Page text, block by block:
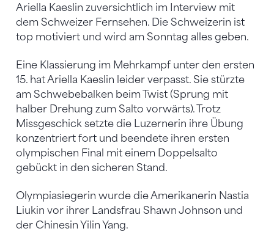
Ariella Kaeslin zuversichtlich im Interview mit
dem Schweizer Fernsehen. Die Schweizerin ist
top motiviert und wird am Sonntag alles geben.
Eine Klassierung im Mehrkampf unter den ersten
15. hat Ariella Kaeslin leider verpasst. Sie stürzte
am Schwebebalken beim Twist (Sprung mit
halber Drehung zum Salto vorwärts). Trotz
Missgeschick setzte die Luzernerin ihre Übung
konzentriert fort und beendete ihren ersten
olympischen Final mit einem Doppelsalto
gebückt in den sicheren Stand.
Olympiasiegerin wurde die Amerikanerin Nastia
Liukin vor ihrer Landsfrau Shawn Johnson und
der Chinesin Yilin Yang.